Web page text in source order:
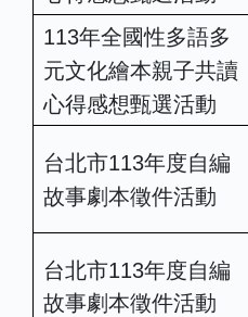
113年全國性多語多
元文化繪本親子共讀
心得感想甄選活動
台北市113年度自編
故事劇本徵件活動
台北市113年度自編
故事劇本徵件活動